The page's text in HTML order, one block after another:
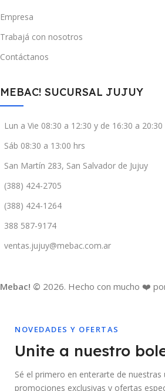
Empresa
Trabajá con nosotros
Contáctanos
MEBAC! SUCURSAL JUJUY
Lun a Vie 08:30 a 12:30 y de 16:30 a 20:30
Sáb 08:30 a 13:00 hrs
San Martín 283, San Salvador de Jujuy
(388) 424-2705
(388) 424-1264
388 587-9174
ventas.jujuy@mebac.com.ar
Mebac! © 2026. Hecho con mucho ❤️
NOVEDADES Y OFERTAS
Unite a nuestro
Sé el primero en enterarte de nuestras
promociones exclusivas y ofertas